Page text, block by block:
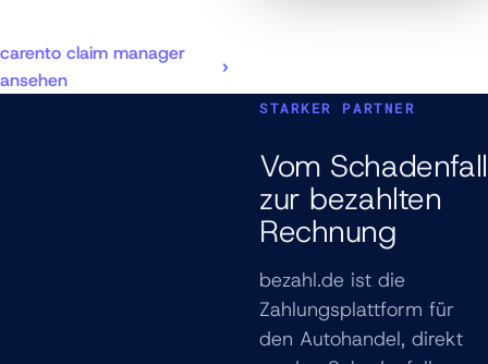
carento claim manager
ansehen
STARKER PARTNER
Vom Schadenfall
zur bezahlten
Rechnung
bezahl.de ist die
Zahlungsplattform für
den Autohandel, direkt